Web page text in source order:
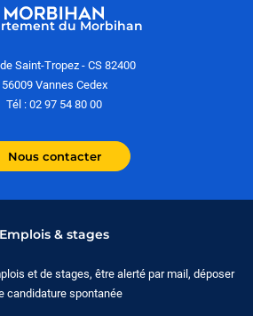
du Morbihan
Saint-Tropez - CS 82400
56009 Vannes Cedex
Tél : 02 97 54 80 00
Nous contacter
Emplois & stages
et de stages, être alerté par mail, déposer
candidature spontanée